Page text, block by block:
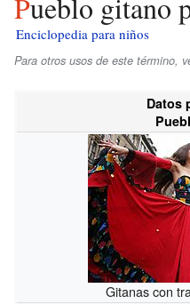
Enciclopedia para niños
Para otros usos de este término,
Datos
Gitanas con